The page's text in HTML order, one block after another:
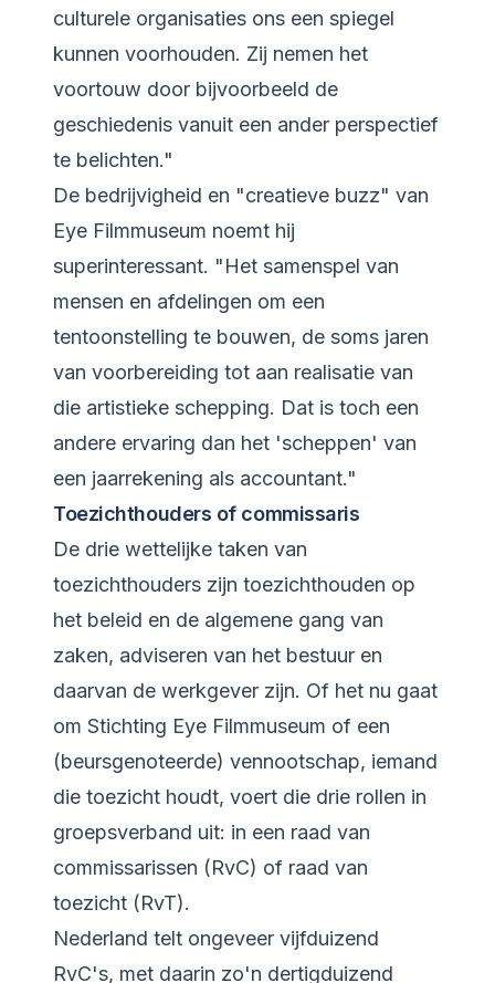
culturele organisaties ons een spiegel
kunnen voorhouden. Zij nemen het
voortouw door bijvoorbeeld de
geschiedenis vanuit een ander perspectief
te belichten."
De bedrijvigheid en "creatieve buzz" van
Eye Filmmuseum noemt hij
superinteressant. "Het samenspel van
mensen en afdelingen om een
tentoonstelling te bouwen, de soms jaren
van voorbereiding tot aan realisatie van
die artistieke schepping. Dat is toch een
andere ervaring dan het 'scheppen' van
een jaarrekening als accountant."
Toezichthouders of commissaris
De drie wettelijke taken van
toezichthouders zijn toezichthouden op
het beleid en de algemene gang van
zaken, adviseren van het bestuur en
daarvan de werkgever zijn. Of het nu gaat
om Stichting Eye Filmmuseum of een
(beursgenoteerde) vennootschap, iemand
die toezicht houdt, voert die drie rollen in
groepsverband uit: in een raad van
commissarissen (RvC) of raad van
toezicht (RvT).
Nederland telt ongeveer vijfduizend
RvC's, met daarin zo'n dertigduizend